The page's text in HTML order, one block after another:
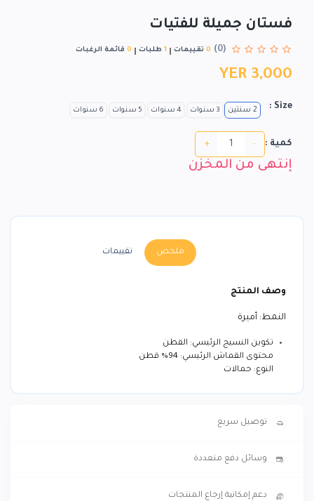
فستان جميلة للفتيات
(0)
0 تقييمات 1 طلبات 0 قائمة الرغبات
YER 3,000
Size : 2 سنتين 3 سنوات 4 سنوات 5 سنوات 6 سنوات
كمية : -
+
إنتهى من المخزن
ملخص تقييمات
وصف المنتج
النمط: أميرة
النوع: حمالات
توصيل سريع
وسائل دفع متعددة
دعم إمكانية إرجاع المنتجات